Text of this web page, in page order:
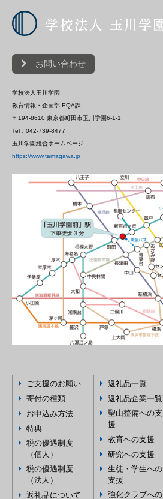
お問い合わせ
学校法人玉川学園
教育情報・企画部 EQA課
〒194-8610 東京都町田市玉川学園6-1-1
Tel：042-739-8477
玉川学園総合ホームページ
https://www.tamagawa.jp
ご支援のお願い
寄付の種類
お申込み方法
特典
税の優遇制度
（個人）
税の優遇制度
（法人）
返礼品について
返礼品一覧
返礼品企業一覧
聖山整備への支
援
教育への支援
研究への支援
生徒・学生への
支援
強化クラブへの